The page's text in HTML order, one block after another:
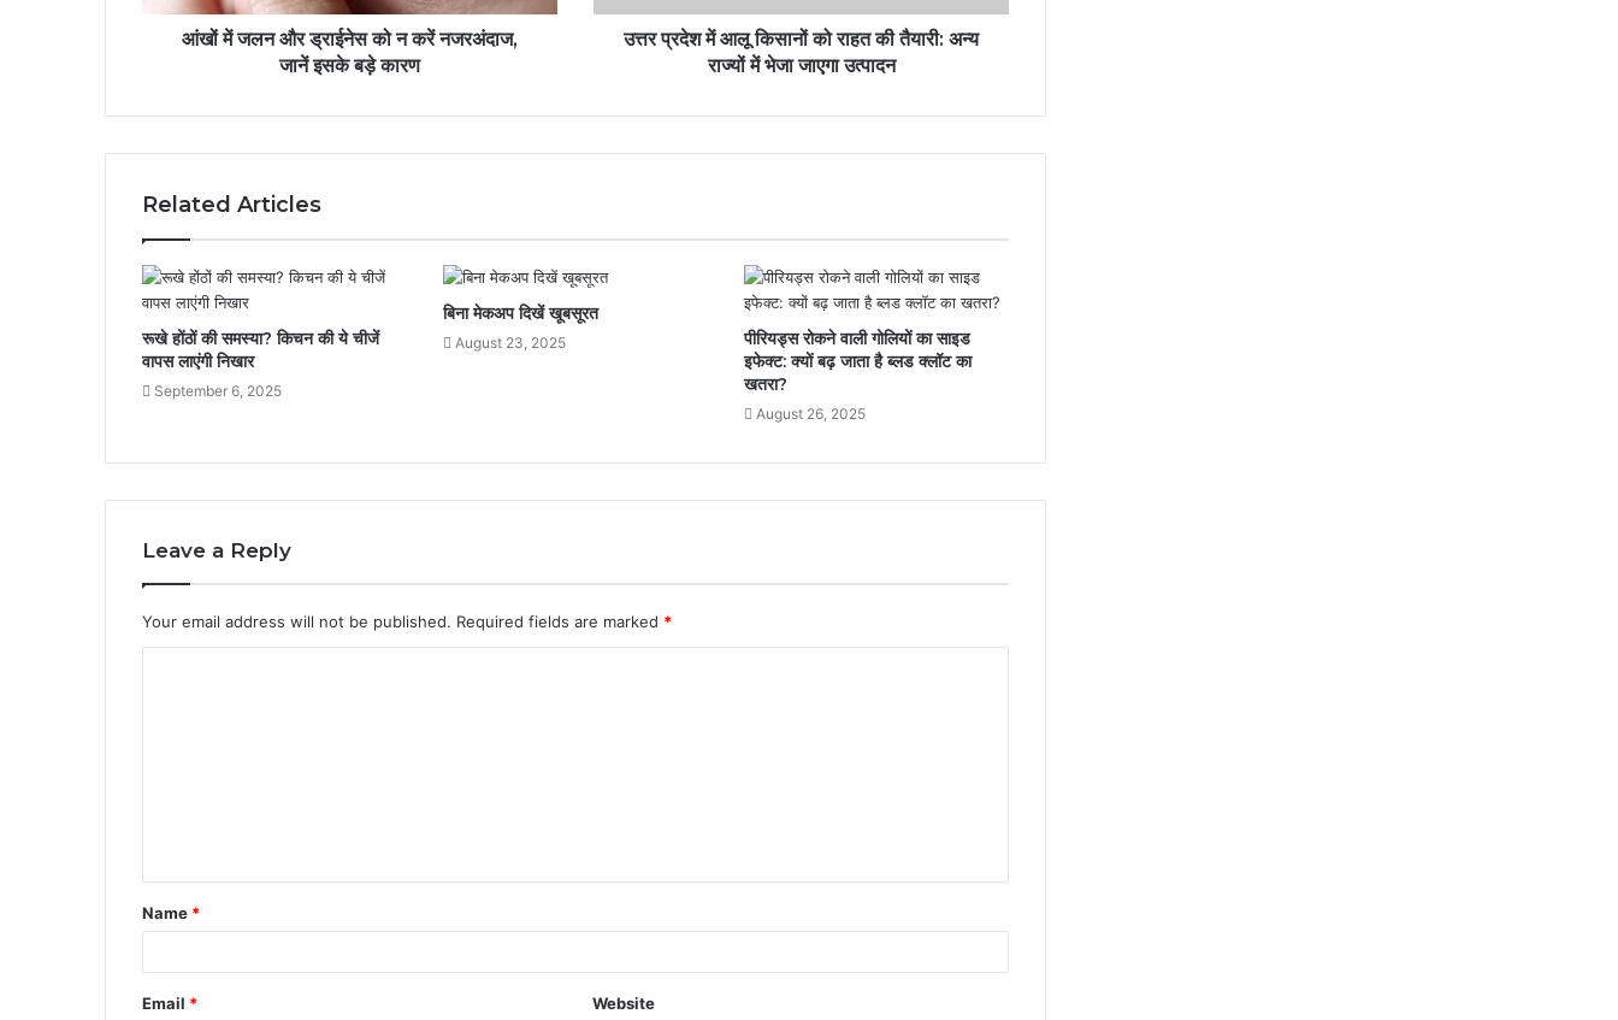
आंखों में जलन और ड्राईनेस को न करें नजरअंदाज,
जानें इसके बड़े कारण
उत्तर प्रदेश में आलू किसानों को राहत की तैयारी: अन्य
राज्यों में भेजा जाएगा उत्पादन
Related Articles
रूखे होंठों की समस्या? किचन की ये चीजें
वापस लाएंगी निखार
September 6, 2025
बिना मेकअप दिखें खूबसूरत
August 23, 2025
पीरियड्स रोकने वाली गोलियों का साइड
इफेक्ट: क्यों बढ़ जाता है ब्लड क्लॉट का
खतरा?
August 26, 2025
Leave a Reply
Your email address will not be published. Required fields are marked *
t
*
Name *
Email * Website